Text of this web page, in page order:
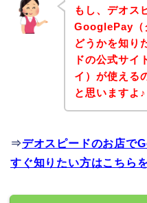
もし、デオス
GooglePay（
どうかを知り
ドの公式サ
イ）が使える
と思いますよ♪
⇒デオスピードのお店で
すぐ知りたい方はこちら